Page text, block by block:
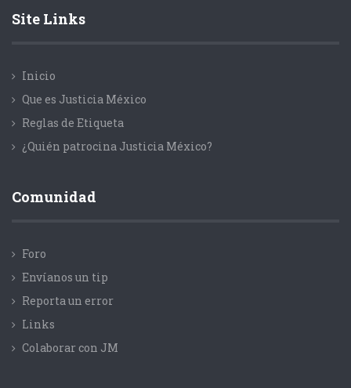
Site Links
Inicio
Que es Justicia México
Reglas de Etiqueta
¿Quién patrocina Justicia México?
Comunidad
Foro
Envíanos un tip
Reporta un error
Links
Colaborar con JM